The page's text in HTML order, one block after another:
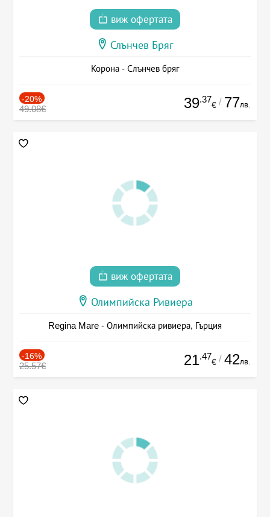
виж офертата
Слънчев Бряг
Корона - Слънчев бряг
-20%
49.08€ 39.37
€ / 77лв.
виж офертата
Олимпийска Ривиера
Regina Mare - Олимпийска ривиера, Гърция
-16%
25.57€ 21.47
€ / 42лв.